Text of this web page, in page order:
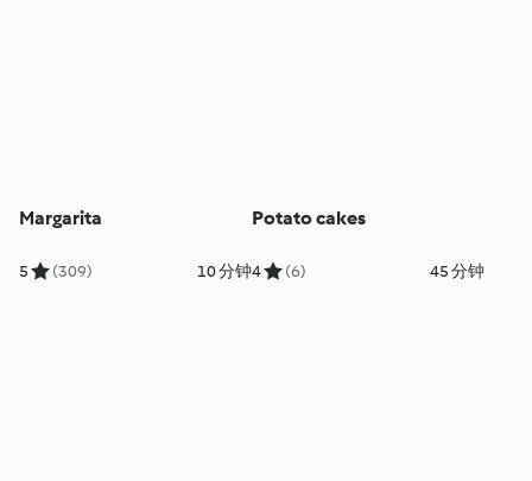
Margarita
5 (309) 10 分钟
Potato cakes
4 (6) 45 分钟